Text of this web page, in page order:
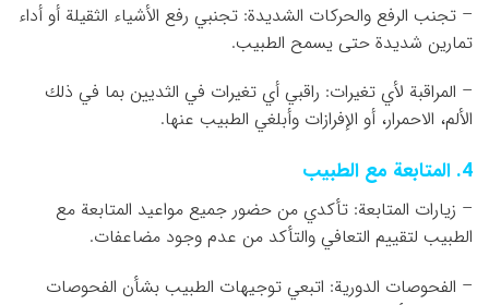
– تجنب الرفع والحركات الشديدة: تجنبي رفع الأشياء الثقيلة أو أداء
تمارين شديدة حتى يسمح الطبيب.
– المراقبة لأي تغيرات: راقبي أي تغيرات في الثديين بما في ذلك
الألم، الاحمرار، أو الإفرازات وأبلغي الطبيب عنها.
4. المتابعة مع الطبيب
– زيارات المتابعة: تأكدي من حضور جميع مواعيد المتابعة مع
الطبيب لتقييم التعافي والتأكد من عدم وجود مضاعفات.
– الفحوصات الدورية: اتبعي توجيهات الطبيب بشأن الفحوصات